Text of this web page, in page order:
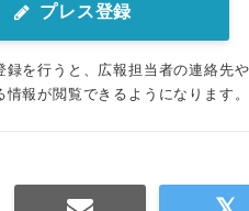
プレス登録
録を行うと、広報担当者の連絡先
情報が閲覧できるようになります。